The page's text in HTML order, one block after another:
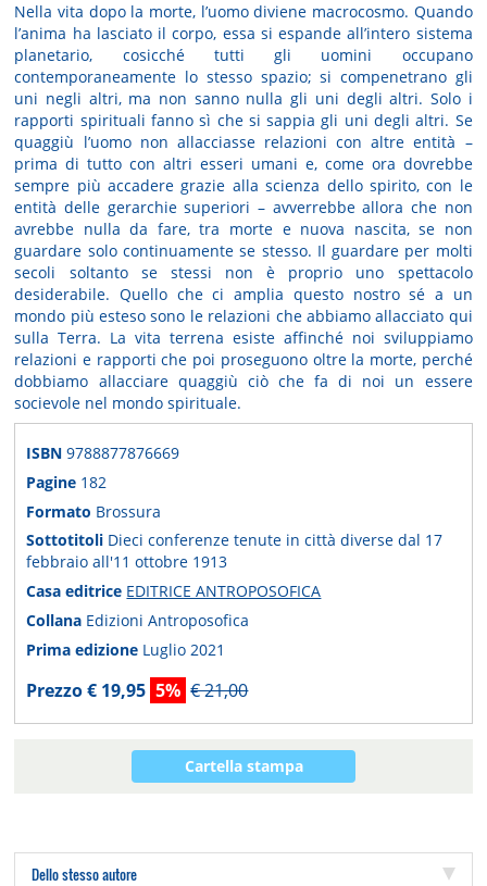
Nella vita dopo la morte, l’uomo diviene macrocosmo. Quando
l’anima ha lasciato il corpo, essa si espande all’intero sistema
planetario, cosicché tutti gli uomini occupano
contemporaneamente lo stesso spazio; si compenetrano gli
uni negli altri, ma non sanno nulla gli uni degli altri. Solo i
rapporti spirituali fanno sì che si sappia gli uni degli altri. Se
quaggiù l’uomo non allacciasse relazioni con altre entità –
prima di tutto con altri esseri umani e, come ora dovrebbe
sempre più accadere grazie alla scienza dello spirito, con le
entità delle gerarchie superiori – avverrebbe allora che non
avrebbe nulla da fare, tra morte e nuova nascita, se non
guardare solo continuamente se stesso. Il guardare per molti
secoli soltanto se stessi non è proprio uno spettacolo
desiderabile. Quello che ci amplia questo nostro sé a un
mondo più esteso sono le relazioni che abbiamo allacciato qui
sulla Terra. La vita terrena esiste affinché noi sviluppiamo
relazioni e rapporti che poi proseguono oltre la morte, perché
dobbiamo allacciare quaggiù ciò che fa di noi un essere
socievole nel mondo spirituale.
ISBN9788877876669
Pagine 182
Formato Brossura
Sottotitoli Dieci conferenze tenute in città diverse dal 17
febbraio all'11 ottobre 1913
Casa editrice EDITRICE ANTROPOSOFICA
Collana Edizioni Antroposofica
Prima edizione Luglio 2021
Prezzo € 19,95 5% € 21,00
Cartella stampa
Dello stesso autore